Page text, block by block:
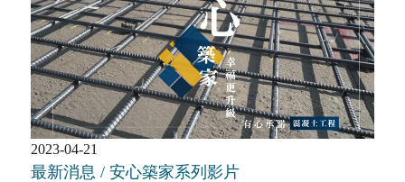
2023-04-21
最新消息 / 安心築家系列影片